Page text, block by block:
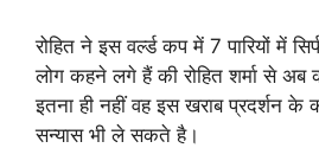
रोहित ने इस वर्ल्ड कप में 7 पारियों में
लोग कहने लगे हैं की रोहित शर्मा से अब
इतना ही नहीं वह इस खराब प्रदर्शन के
सन्यास भी ले सकते है।